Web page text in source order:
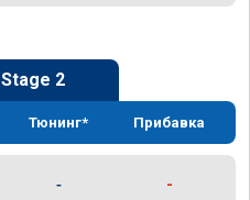
Stage 2
Тюнинг* Прибавка
- -